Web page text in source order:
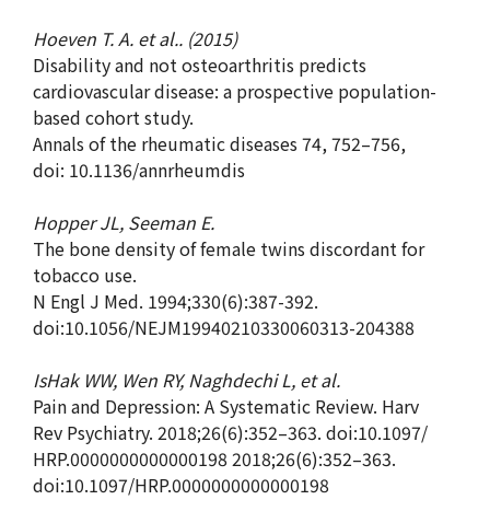
Hoeven T. A. et al.. (2015)
Disability and not osteoarthritis predicts
cardiovascular disease: a prospective population-
based cohort study.
Annals of the rheumatic diseases 74, 752–756,
doi: 10.1136/annrheumdis
Hopper JL, Seeman E.
The bone density of female twins discordant for
tobacco use.
N Engl J Med. 1994;330(6):387-392.
doi:10.1056/NEJM19940210330060313-204388
IsHak WW, Wen RY, Naghdechi L, et al.
Pain and Depression: A Systematic Review. Harv
Rev Psychiatry. 2018;26(6):352–363. doi:10.1097/
HRP.0000000000000198 2018;26(6):352–363.
doi:10.1097/HRP.0000000000000198